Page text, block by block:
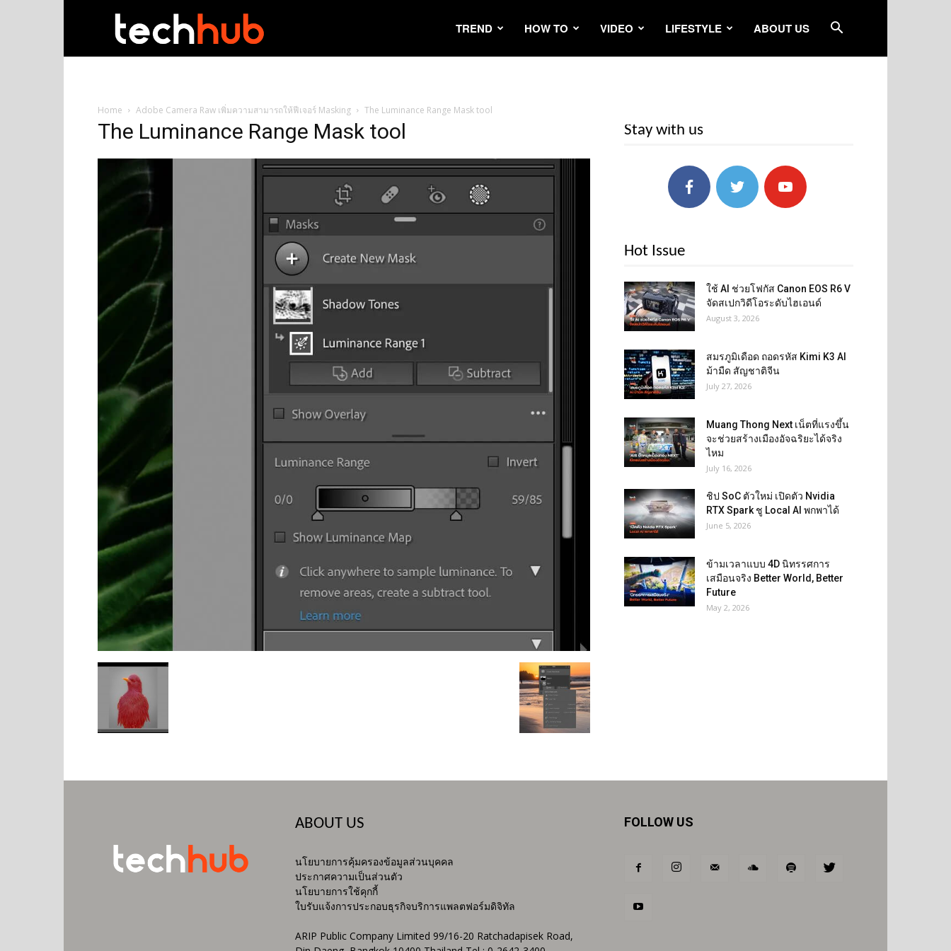
TREND HOW TO VIDEO LIFESTYLE ABOUT US
Home Adobe Camera Raw เพิ่มความสามารถให้ฟีเจอร์ Masking The Luminance Range Mask tool
The Luminance Range Mask tool Stay with us
Hot Issue
ใช้ AI ช่วยโฟกัส Canon EOS R6 V
จัดสเปกวิดีโอระดับไฮเอนด์
August 3, 2026
สมรภูมิเดือด ถอดรหัส Kimi K3 AI
ม้ามืด สัญชาติจีน
July 27, 2026
Muang Thong Next เน็ตที่แรงขึ้น
จะช่วยสร้างเมืองอัจฉริยะได้จริง
ไหม
July 16, 2026
ชิป SoC ตัวใหม่ เปิดตัว Nvidia
RTX Spark ชู Local AI พกพาได้
June 5, 2026
ข้ามเวลาแบบ 4D นิทรรศการ
เสมือนจริง Better World, Better
Future
May 2, 2026
ABOUT US
นโยบายการคุ้มครองข้อมูลส่วนบุคคล
ประกาศความเป็นส่วนตัว
นโยบายการใช้คุกกี้
ใบรับแจ้งการประกอบธุรกิจบริการแพลตฟอร์มดิจิทัล
ARIP Public Company Limited 99/16-20 Ratchadapisek Road,
FOLLOW US